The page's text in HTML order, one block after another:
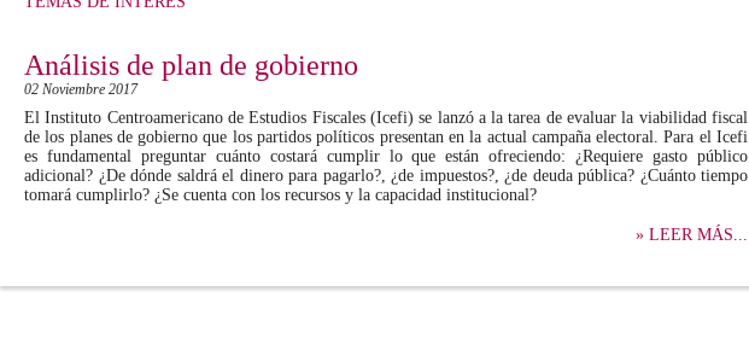
Análisis de plan de gobierno
02 Noviembre 2017
El Instituto Centroamericano de Estudios Fiscales (Icefi) se lanzó a la tarea de evaluar la viabilidad fiscal
de los planes de gobierno que los partidos políticos presentan en la actual campaña electoral. Para el Icefi
es fundamental preguntar cuánto costará cumplir lo que están ofreciendo: ¿Requiere gasto público
adicional? ¿De dónde saldrá el dinero para pagarlo?, ¿de impuestos?, ¿de deuda pública? ¿Cuánto tiempo
tomará cumplirlo? ¿Se cuenta con los recursos y la capacidad institucional?
» LEER MÁS...